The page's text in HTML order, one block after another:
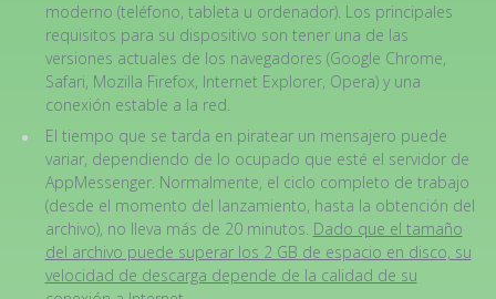
moderno (teléfono, tableta u ordenador). Los principales
requisitos para su dispositivo son tener una de las
versiones actuales de los navegadores (Google Chrome,
Safari, Mozilla Firefox, Internet Explorer, Opera) y una
conexión estable a la red.
El tiempo que se tarda en piratear un mensajero puede
variar, dependiendo de lo ocupado que esté el servidor de
AppMessenger. Normalmente, el ciclo completo de trabajo
(desde el momento del lanzamiento, hasta la obtención del
archivo), no lleva más de 20 minutos. Dado que el tamaño
del archivo puede superar los 2 GB de espacio en disco, su
velocidad de descarga depende de la calidad de su